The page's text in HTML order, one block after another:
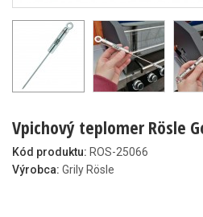
Vpichový teplomer Rösle
Kód produktu: ROS-25066
Výrobca: Grily Rösle